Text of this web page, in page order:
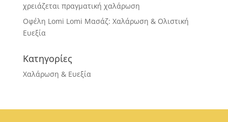
χρειάζεται πραγματική χαλάρωση
Οφέλη Lomi Lomi Μασάζ: Χαλάρωση & Ολιστική
Ευεξία
Κατηγορίες
Χαλάρωση & Ευεξία